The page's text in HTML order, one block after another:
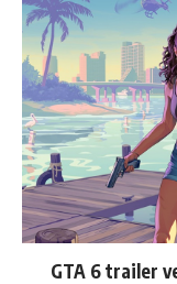
GTA 6 trailer